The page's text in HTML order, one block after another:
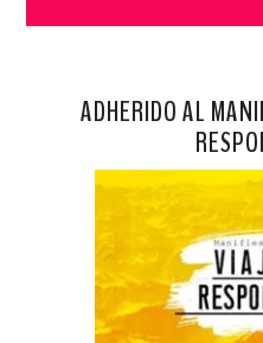
ADHERIDO AL